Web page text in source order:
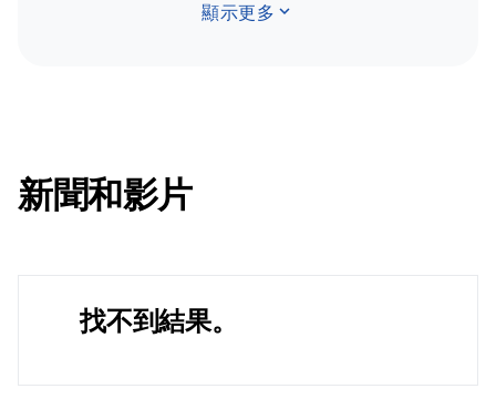
顯示更多 expand_more
新聞和影片
找不到結果。